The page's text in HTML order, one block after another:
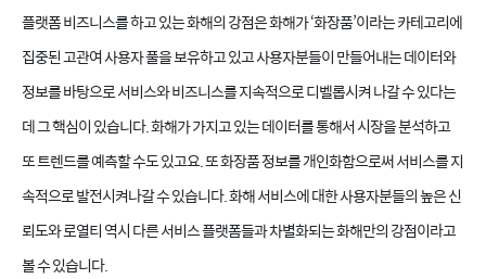
플랫폼 비즈니스를 하고 있는 화해의 강점은 화해가 ‘화장품’이라는 카테고리에
집중된 고관여 사용자 풀을 보유하고 있고 사용자분들이 만들어내는 데이터와
정보를 바탕으로 서비스와 비즈니스를 지속적으로 디벨롭시켜 나갈 수 있다는
데 그 핵심이 있습니다. 화해가 가지고 있는 데이터를 통해서 시장을 분석하고
또 트렌드를 예측할 수도 있고요. 또 화장품 정보를 개인화함으로써 서비스를 지
속적으로 발전시켜나갈 수 있습니다. 화해 서비스에 대한 사용자분들의 높은 신
뢰도와 로열티 역시 다른 서비스 플랫폼들과 차별화되는 화해만의 강점이라고
볼 수 있습니다.